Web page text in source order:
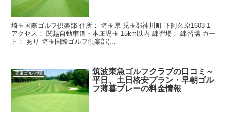
埼玉国際ゴルフ倶楽部 住所： 埼玉県 児玉郡神川町 下阿久原1603-1
アクセス： 関越自動車道・本庄児玉 15km以内 練習場： 練習場 カー
ト： あり 埼玉国際ゴルフ倶楽部(...
関東ゴルフ場
筑波東急ゴルフクラブの口コミ～
平日、土日格安プラン・早朝ゴル
フ薄暮プレーの料金情報